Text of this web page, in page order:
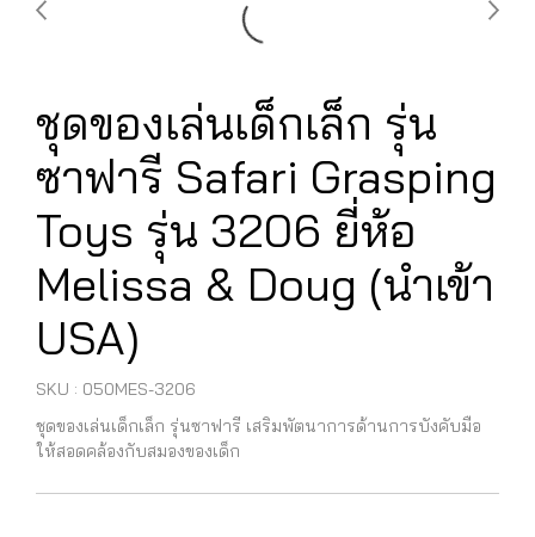
ชุดของเล่นเด็กเล็ก รุ่น
ซาฟารี Safari Grasping
Toys รุ่น 3206 ยี่ห้อ
Melissa & Doug (นำเข้า
USA)
SKU : 050MES-3206
ชุดของเล่นเด็กเล็ก รุ่นซาฟารี เสริมพัตนาการด้านการบังคับมือ
ให้สอดคล้องกับสมองของเด็ก